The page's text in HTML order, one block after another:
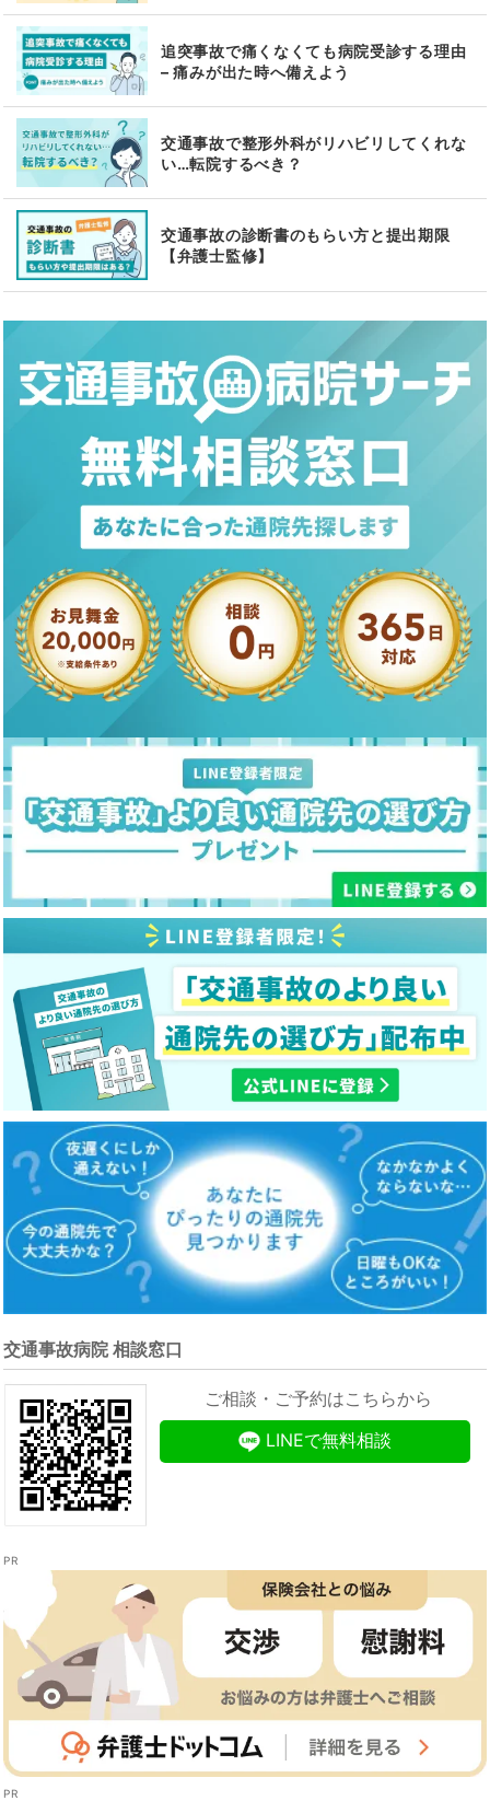
追突事故で痛くなくても病院受診する理由
– 痛みが出た時へ備えよう
交通事故で整形外科がリハビリしてくれな
い…転院するべき？
交通事故の診断書のもらい方と提出期限
【弁護士監修】
交通事故病院 相談窓口
ご相談・ご予約はこちらから
LINEで無料相談